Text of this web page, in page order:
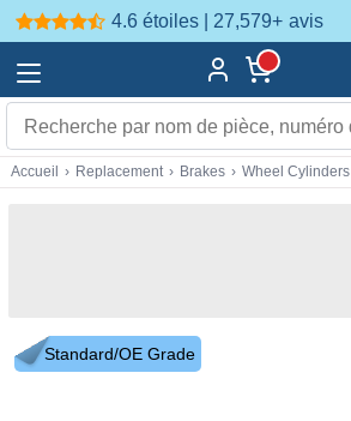
4.6 étoiles | 27,579+ avis
Accueil › Replacement › Brakes › Wheel Cylinders
Standard/OE Grade